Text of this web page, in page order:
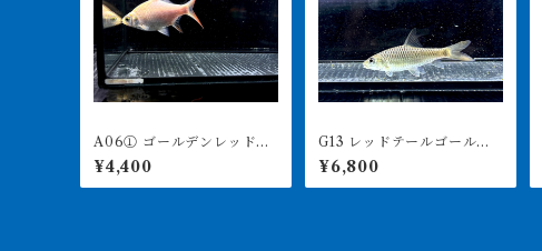
A06① ゴールデンレッドフ
ィンバルブ 12㎝前後 写
真は同ロット
¥4,400
G13 レッドテールゴールデ
ンマハシール 9㎝前後 ミ
ャンマー 激レア 写真は
同ロット
¥6,800